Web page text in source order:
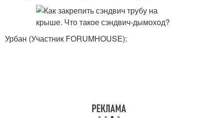
Урбан (Участник FORUMHOUSE):